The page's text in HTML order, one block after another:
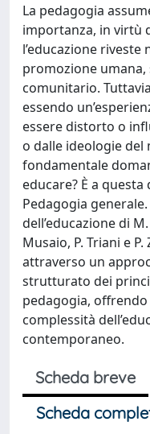
La pedagogia
importanza, in virtù
l’educazione
promozione umana,
comunitario.
essendo
essere distorto o
o dalle ideologie del
fondamentale
educare? È a
Pedagogia
dell’educazione di
Musaio, P. Triani e
attraverso un
strutturato dei
pedagogia, offrendo
complessità
contemporaneo.
Scheda breve
Scheda